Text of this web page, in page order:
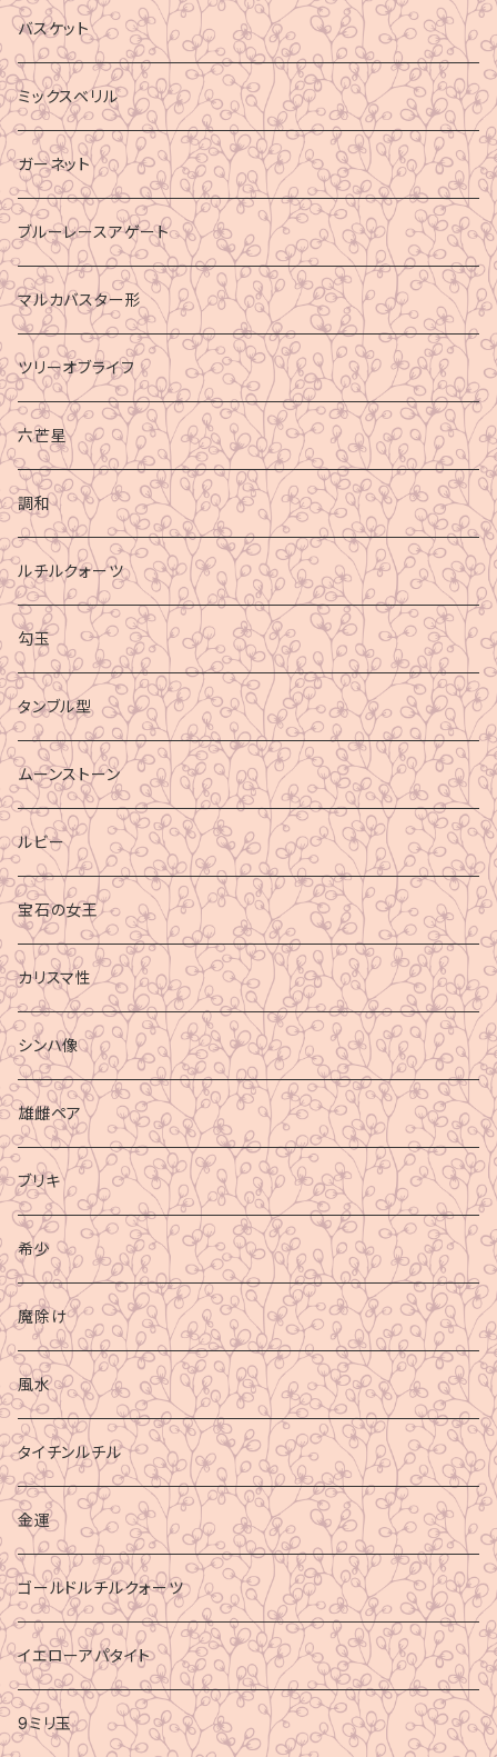
バスケット
ミックスベリル
ガーネット
ブルーレースアゲート
マルカバスター形
ツリーオブライフ
六芒星
調和
ルチルクォーツ
勾玉
タンブル型
ムーンストーン
ルビー
宝石の女王
カリスマ性
シンハ像
雄雌ペア
ブリキ
希少
魔除け
風水
タイチンルチル
金運
ゴールドルチルクォーツ
イエローアパタイト
9ミリ玉